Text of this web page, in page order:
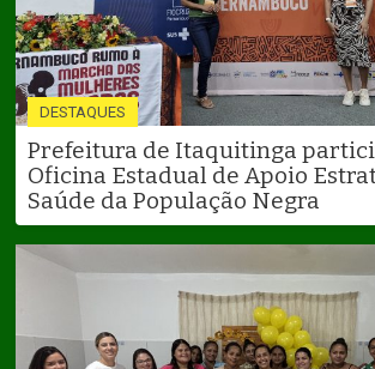
DESTAQUES
Prefeitura de Itaquitinga
Oficina Estadual de Apoio
Saúde da População Negra